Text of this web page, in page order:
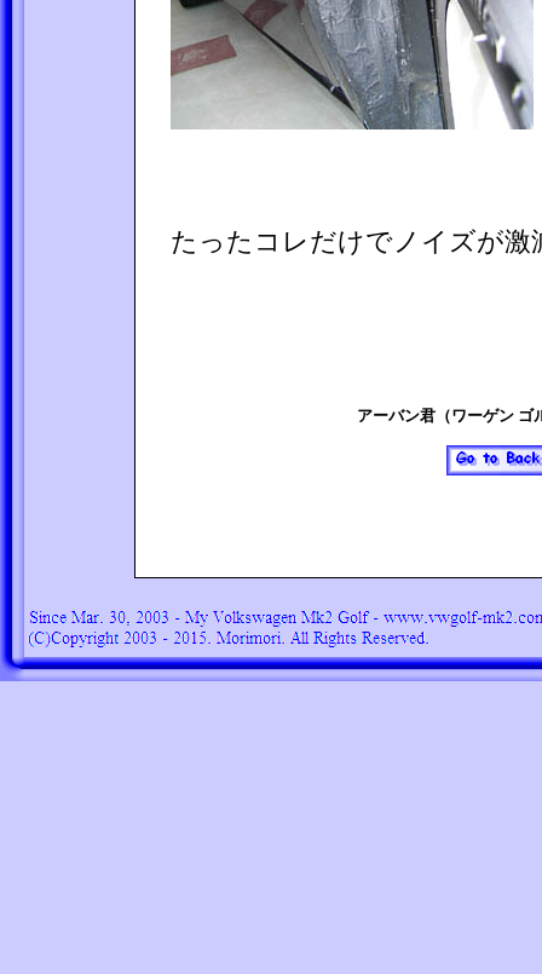
たったコレだけでノイズが激
アーバン君（ワーゲン ゴ